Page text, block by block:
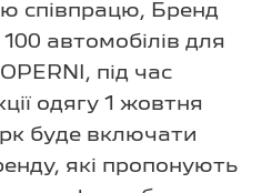
співпрацю, Бренд
автомобілів для
під час
одягу 1 жовтня
буде включати
які пропонують